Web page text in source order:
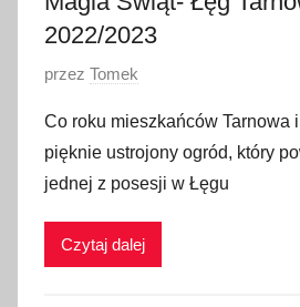
2022/2023
O
u
b
l
i
przez Tomek
Co roku mieszkańców Tarnowa
pięknie ustrojony ogród, który
jednej z posesji w Łęgu
Czytaj dalej